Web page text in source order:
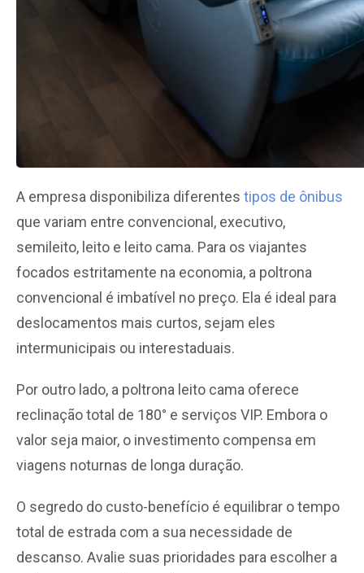
A empresa disponibiliza diferentes tipos de ônibus
que variam entre convencional, executivo,
semileito, leito e leito cama. Para os viajantes
focados estritamente na economia, a poltrona
convencional é imbatível no preço. Ela é ideal para
deslocamentos mais curtos, sejam eles
intermunicipais ou interestaduais.
Por outro lado, a poltrona leito cama oferece
reclinação total de 180° e serviços VIP. Embora o
valor seja maior, o investimento compensa em
viagens noturnas de longa duração.
O segredo do custo-benefício é equilibrar o tempo
total de estrada com a sua necessidade de
descanso. Avalie suas prioridades para escolher a